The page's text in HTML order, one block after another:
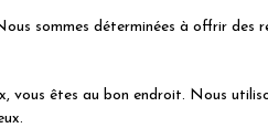
sommes déterminées à offrir des
vous êtes au bon endroit. Nous